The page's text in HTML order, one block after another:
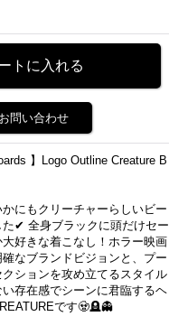
お問い合わせ
】Logo Outline Creature B
にもクリーチャーらしいビー
✔︎ 全身ブラックに頭だけセー
好きな着こなし！ホラー映画
なブランドビジョンと、プー
ションを攻め立てるスタイル
存在感でシーンに君臨するヘ
です🧟🪦👻